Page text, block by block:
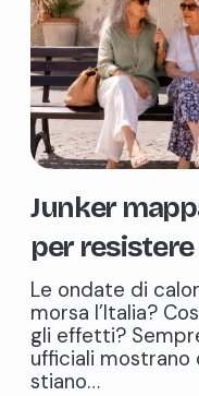
Junker
per
Le ondate di
morsa l’Italia?
gli effetti?
ufficiali
stiano…